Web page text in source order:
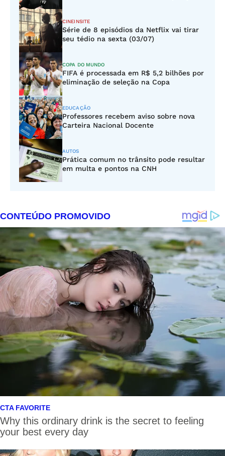
CINEINSITE
Série de 8 episódios da Netflix vai tirar
seu tédio na sexta (03/07)
COPA DO MUNDO
FIFA é processada em R$ 5,2 bilhões por
eliminação de seleção na Copa
EDUCAÇÃO
Professores recebem aviso sobre nova
Carteira Nacional Docente
AUTOS
Prática comum no trânsito pode resultar
em multa e pontos na CNH